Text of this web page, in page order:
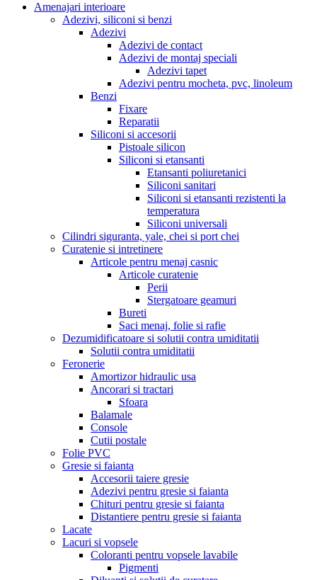
Amenajari interioare
Adezivi, siliconi si benzi
Adezivi
Adezivi de contact
Adezivi de montaj speciali
Adezivi tapet
Adezivi pentru mocheta, pvc, linoleum
Benzi
Fixare
Reparatii
Siliconi si accesorii
Pistoale silicon
Siliconi si etansanti
Etansanti poliuretanici
Siliconi sanitari
Siliconi si etansanti rezistenti la
temperatura
Siliconi universali
Cilindri siguranta, yale, chei si port chei
Curatenie si intretinere
Articole pentru menaj casnic
Articole curatenie
Perii
Stergatoare geamuri
Bureti
Saci menaj, folie si rafie
Dezumidificatoare si solutii contra umiditatii
Solutii contra umiditatii
Feronerie
Amortizor hidraulic usa
Ancorari si tractari
Sfoara
Balamale
Console
Cutii postale
Folie PVC
Gresie si faianta
Accesorii taiere gresie
Adezivi pentru gresie si faianta
Chituri pentru gresie si faianta
Distantiere pentru gresie si faianta
Lacate
Lacuri si vopsele
Coloranti pentru vopsele lavabile
Pigmenti